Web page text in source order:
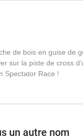
de bois en guise de
sur la piste de cross
Spectator Race !
un autre nom